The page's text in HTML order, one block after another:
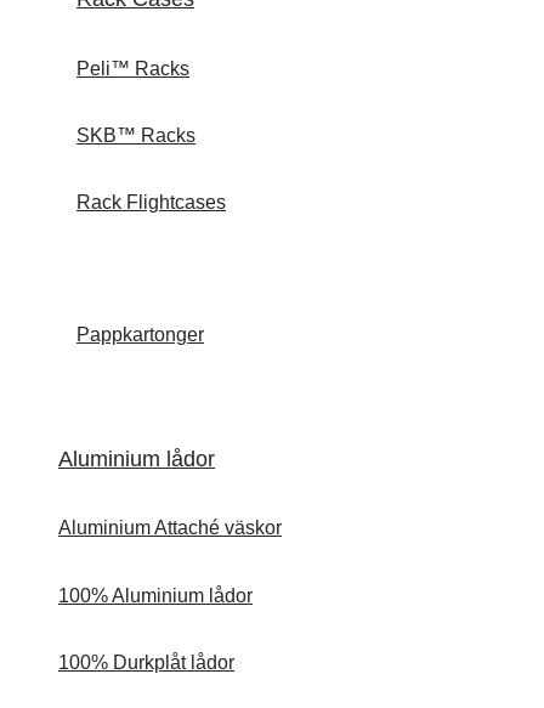
Peli™ Racks
SKB™ Racks
Rack Flightcases
Pappkartonger
Aluminium lådor
Aluminium Attaché väskor
100% Aluminium lådor
100% Durkplåt lådor